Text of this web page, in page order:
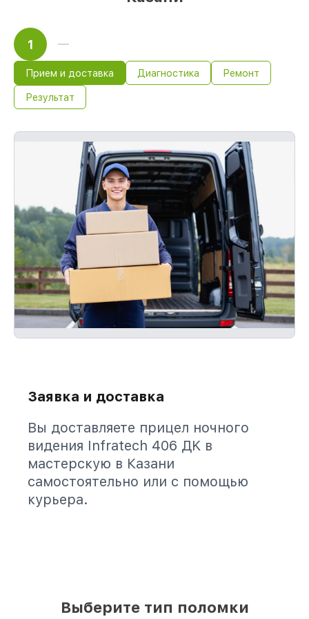
1
Прием и доставка Диагностика Ремонт
Результат
Заявка и доставка
Вы доставляете прицел ночного
видения Infratech 406 ДK в
мастерскую в Казани
самостоятельно или с помощью
курьера.
Выберите тип поломки